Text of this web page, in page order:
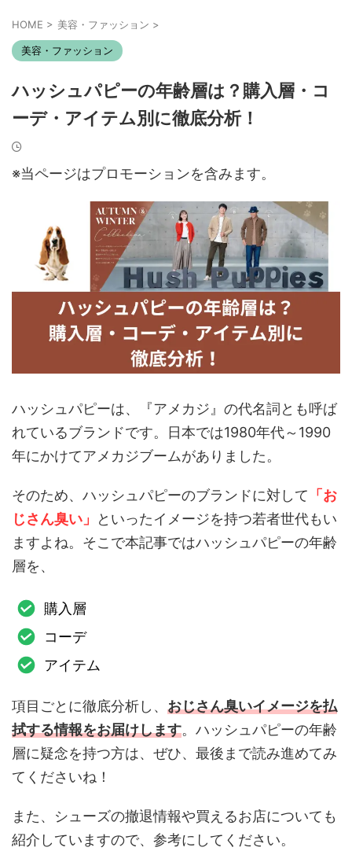
HOME > 美容・ファッション >
美容・ファッション
ハッシュパピーの年齢層は？購入層・コ
ーデ・アイテム別に徹底分析！
※当ページはプロモーションを含みます。
ハッシュパピーは、『アメカジ』の代名詞とも呼ば
れているブランドです。日本では1980年代～1990
年にかけてアメカジブームがありました。
そのため、ハッシュパピーのブランドに対して 「お
じさん臭い」
といったイメージを持つ若者世代もい
ますよね。そこで本記事ではハッシュパピーの年齢
層を、
購入層
コーデ
アイテム
項目ごとに徹底分析し、 おじさん臭いイメージを払
拭する情報をお届けします。ハッシュパピーの年齢
層に疑念を持つ方は、ぜひ、最後まで読み進めてみ
てくださいね！
また、シューズの撤退情報や買えるお店についても
紹介していますので、参考にしてください。